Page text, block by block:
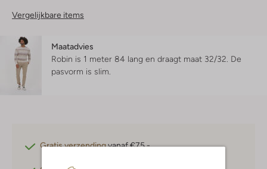
Vergelijkbare items
Maatadvies
Robin is 1 meter 84 lang en draagt maat 32/32. De
pasvorm is slim
Gratis verzendingvanaf €75,-